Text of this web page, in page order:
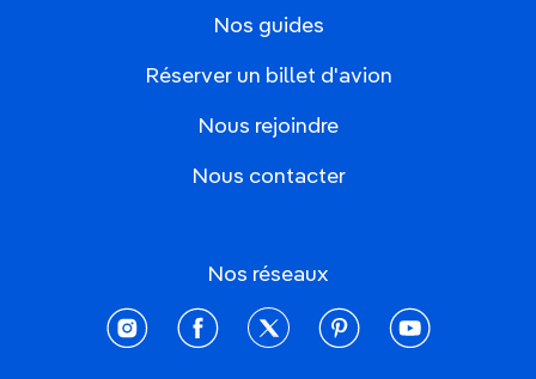
Nos guides
Réserver un billet d'avion
Nous rejoindre
Nous contacter
Nos réseaux
instagramfacebooktwitter pinterestyoutube